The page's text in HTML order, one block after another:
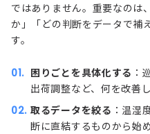
ではありません。重要なのは
か」「どの判断をデータで補
す。
困りごとを具体化する ：
出荷調整など、何を改善
取るデータを絞る ：温湿
断に直結するものから始